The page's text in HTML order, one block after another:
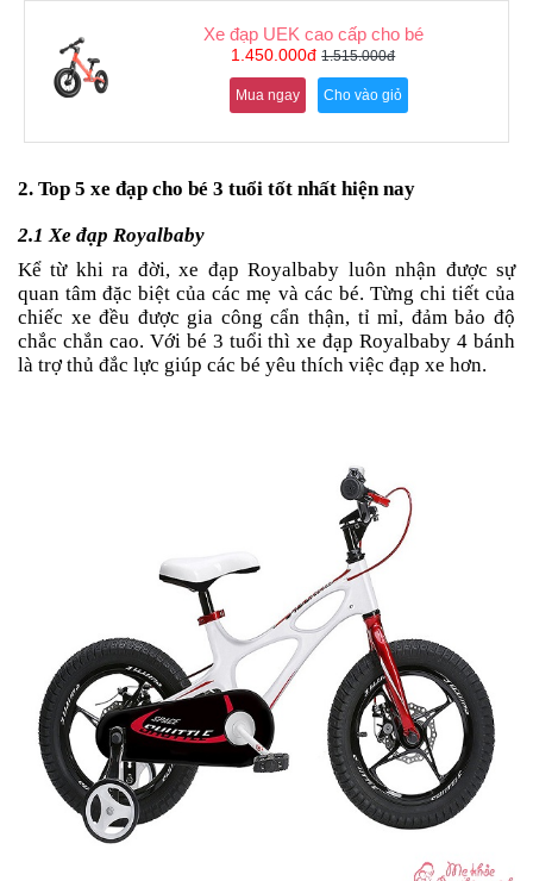
Xe đạp UEK cao cấp cho bé
1.450.000đ1.515.000đ
Mua ngay Cho vào giỏ
2. Top 5 xe đạp cho bé 3 tuổi tốt nhất hiện nay
2.1 Xe đạp Royalbaby
Kể từ khi ra đời, xe đạp Royalbaby luôn nhận được sự
quan tâm đặc biệt của các mẹ và các bé. Từng chi tiết của
chiếc xe đều được gia công cẩn thận, tỉ mỉ, đảm bảo độ
chắc chắn cao. Với bé 3 tuổi thì xe đạp Royalbaby 4 bánh
là trợ thủ đắc lực giúp các bé yêu thích việc đạp xe hơn.